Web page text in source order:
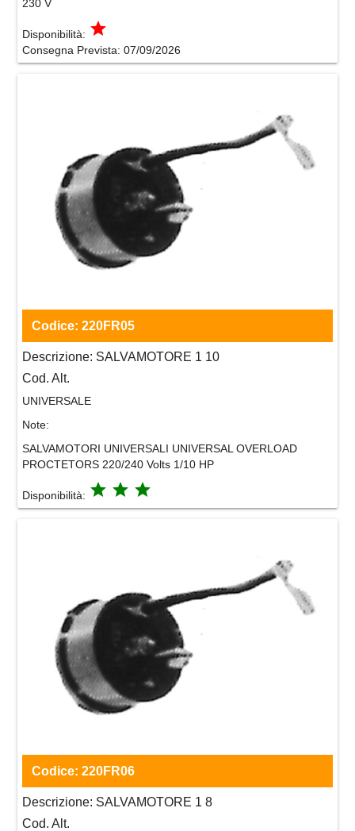
230 V
Disponibilità: grade
Consegna Prevista:07/09/2026
Codice: 220FR05
Descrizione: SALVAMOTORE 1 10
Cod. Alt.
UNIVERSALE
Note:
SALVAMOTORI UNIVERSALI UNIVERSAL OVERLOAD
PROCTETORS 220/240 Volts 1/10 HP
Disponibilità: grade grade grade
Codice: 220FR06
Descrizione: SALVAMOTORE 1 8
Cod. Alt.